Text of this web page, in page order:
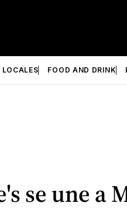
LOCALES FOOD AND DRINK
se une a